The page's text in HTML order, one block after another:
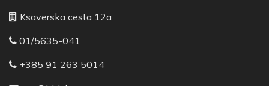
Ksaverska cesta 12a
01/5635-041
+385 91 263 5014